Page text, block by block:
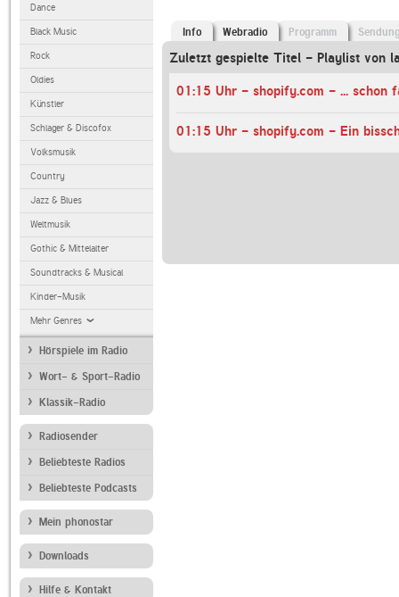
Dance
Black Music
Rock
Oldies
Künstler
Schlager & Discofox
Volksmusik
Country
Jazz & Blues
Weltmusik
Gothic & Mittelalter
Soundtracks & Musical
Kinder-Musik
Mehr Genres
Hörspiele im Radio
Wort- & Sport-Radio
Klassik-Radio
Radiosender
Beliebteste Radios
Beliebteste Podcasts
Mein phonostar
Downloads
Hilfe & Kontakt
Info Webradio Programm
Zuletzt gespielte Titel - Playlist von